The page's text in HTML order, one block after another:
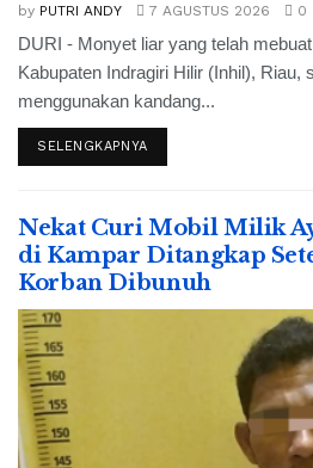
by PUTRI ANDY 7 AGUSTUS 2026 0
DURI - Monyet liar yang telah
Kabupaten Indragiri Hilir (Inhil), Riau,
menggunakan kandang...
SELENGKAPNYA
Nekat Curi Mobil Milik
di Kampar Ditangkap
Korban Dibunuh